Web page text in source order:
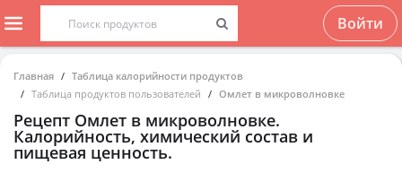
Войти
Главная
Таблица калорийности продуктов
Таблица продуктов пользователей
Омлет в микроволновке
Рецепт Омлет в микроволновке.
Калорийность, химический состав и
пищевая ценность.